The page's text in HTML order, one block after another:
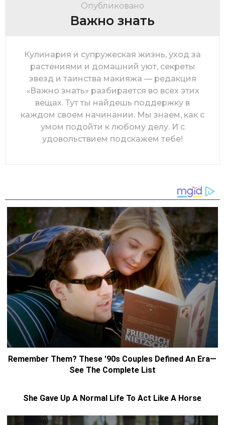
Опубликовано
Важно знать
Кулинария и супружеская жизнь, уход за
растениями и домашний уют, секреты
звезд и таинства макияжа — редакция
«Важно знать» разбирается во всех этих
вещах. Тут ты найдешь поддержку в
каждом своем начинании. Мы знаем, как с
умом подойти к любому делу. И с
удовольствием подскажем тебе!